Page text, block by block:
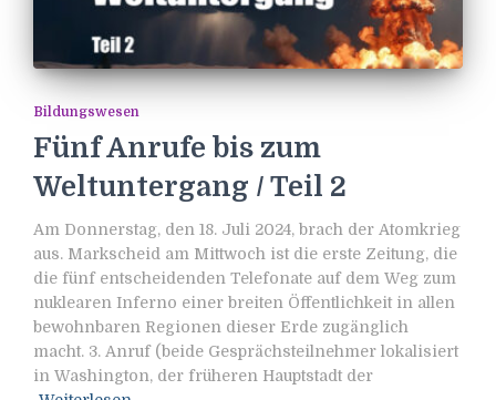
Bildungswesen
Fünf Anrufe bis zum
Weltuntergang / Teil 2
Am Donnerstag, den 18. Juli 2024, brach der Atomkrieg
aus. Markscheid am Mittwoch ist die erste Zeitung, die
die fünf entscheidenden Telefonate auf dem Weg zum
nuklearen Inferno einer breiten Öffentlichkeit in allen
bewohnbaren Regionen dieser Erde zugänglich
macht. 3. Anruf (beide Gesprächsteilnehmer lokalisiert
in Washington, der früheren Hauptstadt der